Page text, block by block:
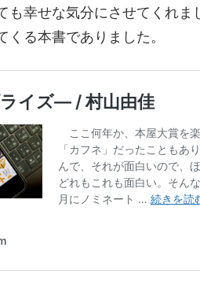
も幸せな気分にさせてくれ
る本書でありました。